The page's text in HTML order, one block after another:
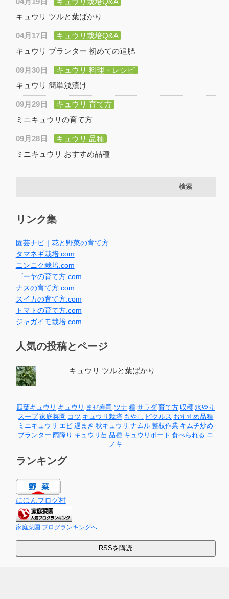
キュウリ ツルと葉ばかり
04月17日
キュウリ栽培Q&A
キュウリ プランター 初めての追肥
09月30日
キュウリ 料理・レシピ
キュウリ 簡単浅漬け
09月29日
キュウリ 育て方
ミニキュウリの育て方
09月28日
キュウリ 品種
ミニキュウリ おすすめ品種
リンク集
園芸ナビ｜花と野菜の育て方
タマネギ栽培.com
ニンニク栽培.com
ゴーヤの育て方.com
ナスの育て方.com
スイカの育て方.com
トマトの育て方.com
ジャガイモ栽培.com
人気の投稿とページ
キュウリ ツルと葉ばかり
四葉キュウリ キュウリ まぜ寿司 ツナ 種 サラダ 育て方 収穫 水やり
スープ 家庭菜園 コツ キュウリ栽培 もやし ピクルス おすすめ品種
ミニキュウリ エビ 遅まき 秋キュウリ ナムル 整枝作業 キムチ炒め
プランター 雨降り キュウリ苗 品種 キュウリボート 食べられる エ
ノキ
ランキング
にほんブログ村
家庭菜園 ブログランキングへ